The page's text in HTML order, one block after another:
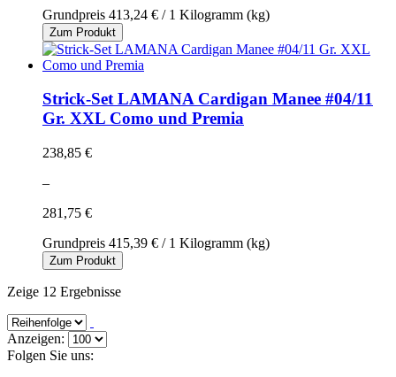
Grundpreis 413,24 € / 1 Kilogramm (kg)
Zum Produkt
Strick-Set LAMANA Cardigan Manee #04/11
Gr. XXL Como und Premia
238,85 €
–
281,75 €
Grundpreis 415,39 € / 1 Kilogramm (kg)
Zum Produkt
Zeige 12 Ergebnisse
Anzeigen:
Folgen Sie uns: